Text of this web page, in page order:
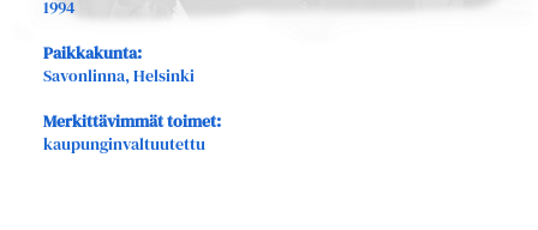
1994
Paikkakunta:
Savonlinna, Helsinki
Merkittävimmät toimet:
kaupunginvaltuutettu